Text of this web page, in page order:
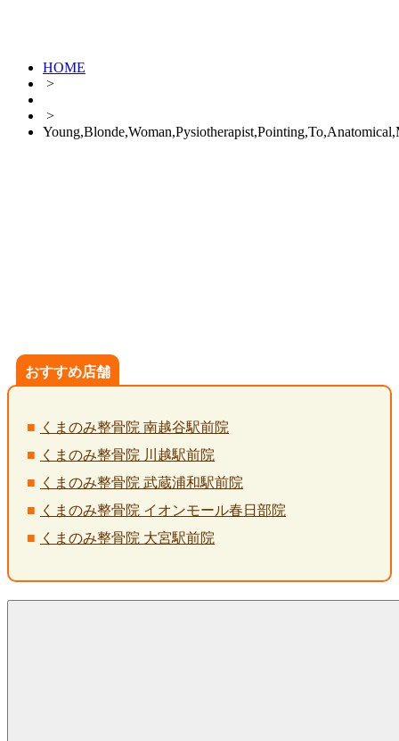
HOME
>
>
おすすめ店舗
くまのみ整骨院 南越谷駅前院
くまのみ整骨院 川越駅前院
くまのみ整骨院 武蔵浦和駅前院
くまのみ整骨院 イオンモール春日部院
くまのみ整骨院 大宮駅前院